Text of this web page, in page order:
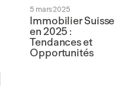
5 mars 2025
Immobilier Suisse
en 2025 :
Tendances et
Opportunités